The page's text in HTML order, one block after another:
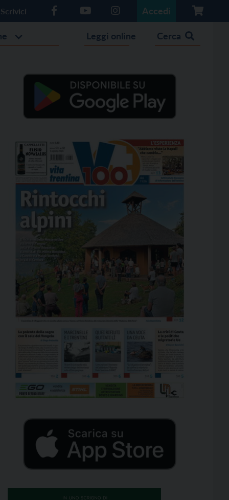
Scrivici Accedi
Leggi online Cerca